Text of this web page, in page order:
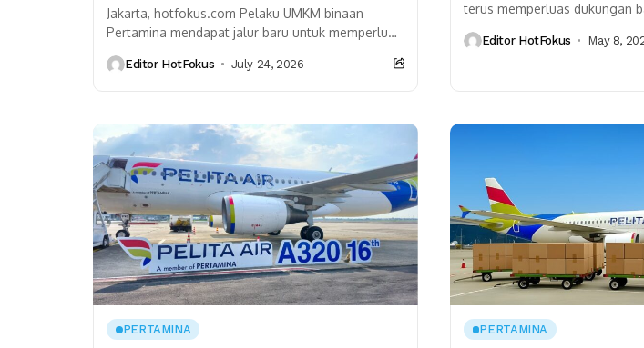
Jakarta, hotfokus.com Pelaku UMKM binaan
Pertamina mendapat jalur baru untuk memperluas
Program hasil sinergi Pertamina dan Pelita...
Editor HotFokus July 24, 2026
terus memperluas dukungan
berbagai inovasi pemasaran.
Editor HotFokus May 8,
PERTAMINA PERTAMINA